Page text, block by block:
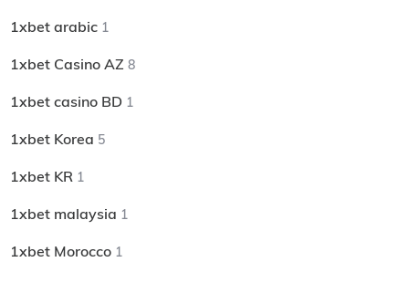
1xbet arabic 1
1xbet Casino AZ 8
1xbet casino BD 1
1xbet Korea 5
1xbet KR 1
1xbet malaysia 1
1xbet Morocco 1